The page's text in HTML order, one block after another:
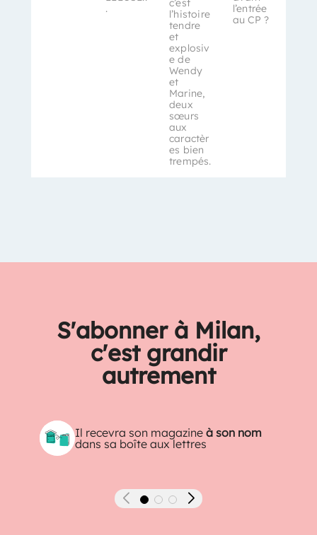
.
c’est
l’histoire
tendre
et
explosiv
e de
Wendy
et
Marine,
deux
sœurs
aux
caractèr
es bien
trempés.
l’entrée
au CP ?
S'abonner à Milan,
c'est grandir
autrement
Il recevra son magazineà son nom
dans sa boîte aux lettres
Précédent Suivant